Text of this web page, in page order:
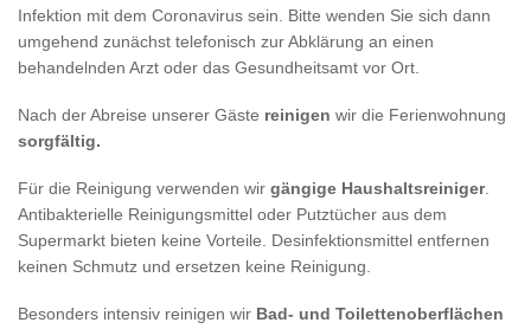
Infektion mit dem Coronavirus sein. Bitte wenden Sie sich dann
umgehend zunächst telefonisch zur Abklärung an einen
behandelnden Arzt oder das Gesundheitsamt vor Ort.
Nach der Abreise unserer Gäste reinigen wir die Ferienwohnung
sorgfältig.
Für die Reinigung verwenden wir gängige Haushaltsreiniger.
Antibakterielle Reinigungsmittel oder Putztücher aus dem
Supermarkt bieten keine Vorteile. Desinfektionsmittel entfernen
keinen Schmutz und ersetzen keine Reinigung.
Besonders intensiv reinigen wir Bad- und Toilettenoberflächen